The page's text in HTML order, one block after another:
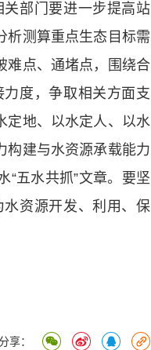
部门要进一步提高站
析测算重点生态目标需
难点、通堵点，围绕合
度，争取相关方面支
定地、以水定人、以水
构建与水资源承载能力
“五水共抓”文章。要坚
资源开发、利用、保
享：